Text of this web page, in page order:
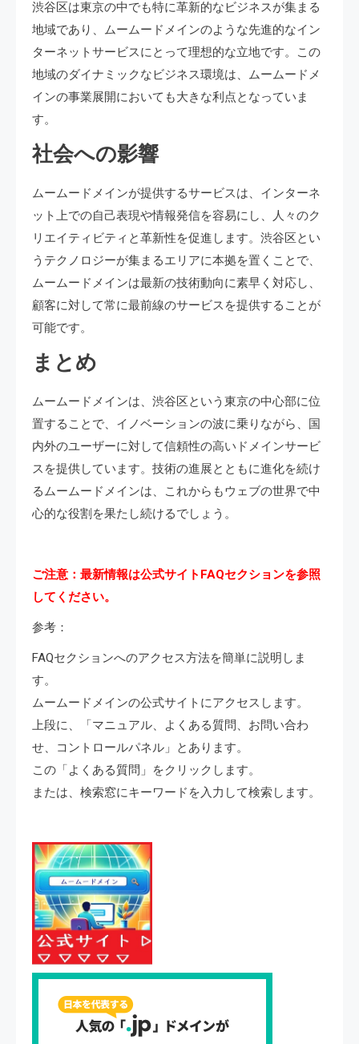
渋谷区は東京の中でも特に革新的なビジネスが集まる
地域であり、ムームードメインのような先進的なイン
ターネットサービスにとって理想的な立地です。この
地域のダイナミックなビジネス環境は、ムームードメ
インの事業展開においても大きな利点となっていま
す。
社会への影響
ムームードメインが提供するサービスは、インターネ
ット上での自己表現や情報発信を容易にし、人々のク
リエイティビティと革新性を促進します。渋谷区とい
うテクノロジーが集まるエリアに本拠を置くことで、
ムームードメインは最新の技術動向に素早く対応し、
顧客に対して常に最前線のサービスを提供することが
可能です。
まとめ
ムームードメインは、渋谷区という東京の中心部に位
置することで、イノベーションの波に乗りながら、国
内外のユーザーに対して信頼性の高いドメインサービ
スを提供しています。技術の進展とともに進化を続け
るムームードメインは、これからもウェブの世界で中
心的な役割を果たし続けるでしょう。
ご注意：最新情報は公式サイトFAQセクションを参照
してください。
参考：
FAQセクションへのアクセス方法を簡単に説明しま
す。
ムームードメインの公式サイトにアクセスします。
上段に、「マニュアル、よくある質問、お問い合わ
せ、コントロールパネル」とあります。
この「よくある質問」をクリックします。
または、検索窓にキーワードを入力して検索します。